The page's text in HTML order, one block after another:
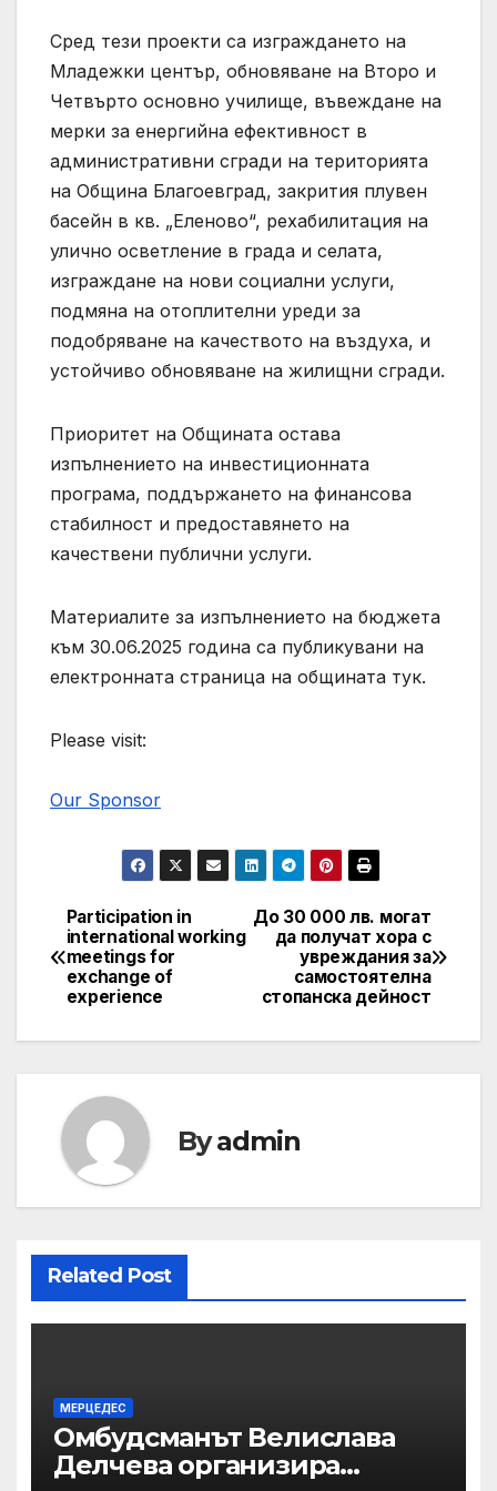
Сред тези проекти са изграждането на
Младежки център, обновяване на Второ и
Четвърто основно училище, въвеждане на
мерки за енергийна ефективност в
административни сгради на територията
на Община Благоевград, закрития плувен
басейн в кв. „Еленово“, рехабилитация на
улично осветление в града и селата,
изграждане на нови социални услуги,
подмяна на отоплителни уреди за
подобряване на качеството на въздуха, и
устойчиво обновяване на жилищни сгради.
Приоритет на Общината остава
изпълнението на инвестиционната
програма, поддържането на финансова
стабилност и предоставянето на
качествени публични услуги.
Материалите за изпълнението на бюджета
към 30.06.2025 година са публикувани на
електронната страница на общината тук.
Please visit:
Our Sponsor
Post
navigation
До 30 000 лв. могат
да получат хора с
увреждания за
самостоятелна
стопанска дейност
Participation in
international working
meetings for
exchange of
experience
Byadmin
Related Post
МЕРЦЕДЕС
Омбудсманът Велислава
Делчева организира